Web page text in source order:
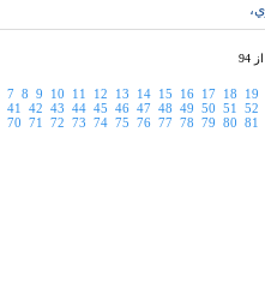
7 8 9 10 11 12 13 14 15 16 17 18 19
41 42 43 44 45 46 47 48 49 50 51 52
70 71 72 73 74 75 76 77 78 79 80 81